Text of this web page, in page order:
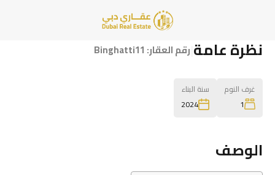
نظرة عامة رقم العقار: Binghatti11
غرف النوم
1
سنة البناء
2024
الوصف